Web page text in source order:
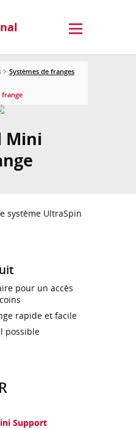
Systèmes de franges
frange
Mini
système UltraSpin
pour un accès
rapide et facile
possible
Support